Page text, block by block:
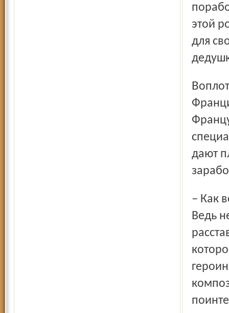
этой
для
Воплотить замысел удалось благодаря существующей во
дают
– Как воспринимает ваш спектакль европейская публика?
Ведь